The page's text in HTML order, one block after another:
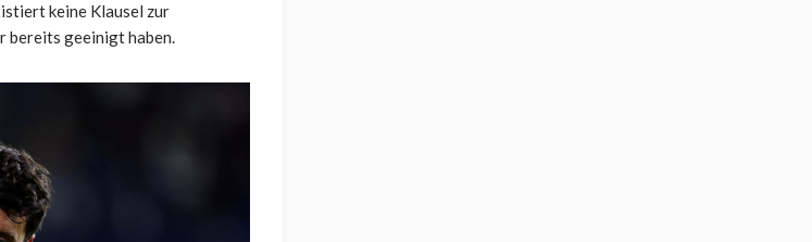
keine Klausel zur
bereits geeinigt haben.